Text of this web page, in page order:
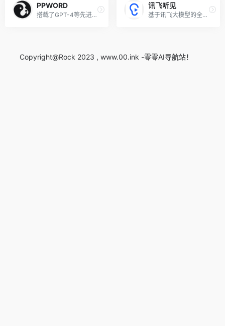
PPWORD
搭载了GPT-4等先进AI技术的中文交互平台，致力于提供通用人工智能应用服务
讯飞听见
基于讯飞大模型的全方位人工智能写作伙伴
Copyright@Rock 2023 , www.00.ink -零零AI导航站！